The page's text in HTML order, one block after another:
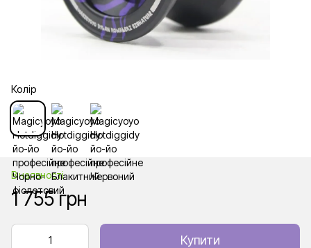
Колір
В наявності
1 755 грн
Купити